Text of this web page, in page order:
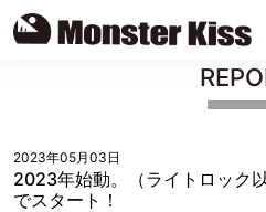
2023年05月03日
2023年始動。（ライトロック
でスタート！